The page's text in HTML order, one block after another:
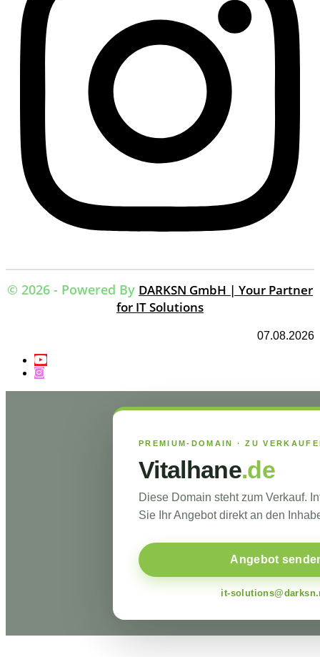
© 2026 - Powered By DARKSN GmbH | Your Partner
for IT Solutions
07.08.2026
PREMIUM-DOMAIN · ZU
Vitalhane.de
Diese Domain steht zum Verkauf.
Sie Ihr Angebot direkt an den
Angebot
it-